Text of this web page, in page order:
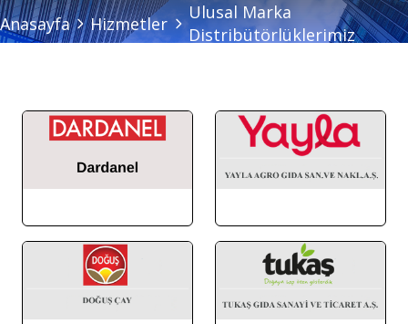
Anasayfa Hizmetler
Ulusal Marka
Distribütörlüklerimiz